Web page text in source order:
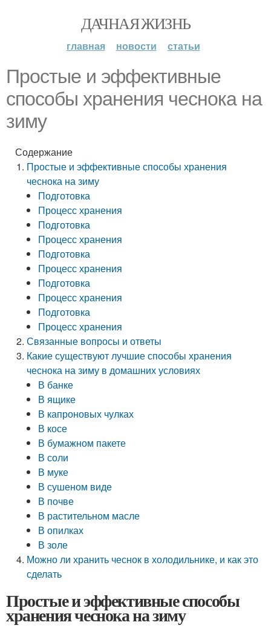
ДАЧНАЯ ЖИЗНЬ
главная новости статьи
Простые и эффективные
способы хранения чеснока на
зиму
Содержание
Простые и эффективные способы хранения
чеснока на зиму
Подготовка
Процесс хранения
Подготовка
Процесс хранения
Подготовка
Процесс хранения
Подготовка
Процесс хранения
Подготовка
Процесс хранения
Связанные вопросы и ответы
Какие существуют лучшие способы хранения
чеснока на зиму в домашних условиях
В банке
В ящике
В капроновых чулках
В косе
В бумажном пакете
В соли
В муке
В сушеном виде
В почве
В растительном масле
В опилках
В золе
Можно ли хранить чеснок в холодильнике, и как это
сделать
Простые и эффективные способы
хранения чеснока на зиму